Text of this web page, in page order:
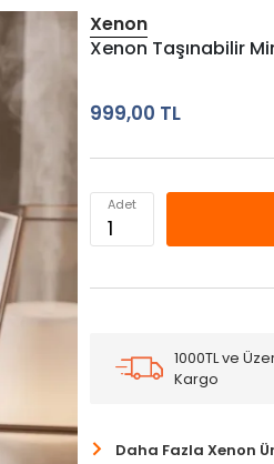
Xenon
Xenon Taşınabilir
999,00 TL
Adet
1000TL ve
Kargo
Daha Fazla Xenon